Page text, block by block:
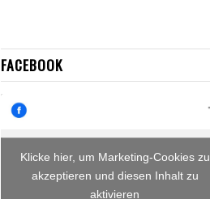
FACEBOOK
Klicke hier, um Marketing-Cookies zu
akzeptieren und diesen Inhalt zu
aktivieren